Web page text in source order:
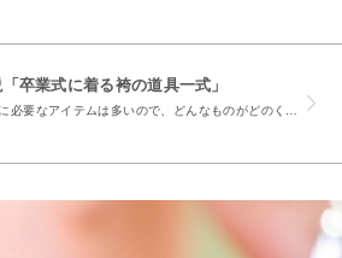
卒業式に着る袴の道具一式」
着物の着付けに必要なアイテムは多いので、どんなものがどのくらい必要かで分かりにくいですよね。 というわけで、卒業式に着る袴の着付けに必要なものを名称と写真つきで解説します。 ①着物 着物とは、着...